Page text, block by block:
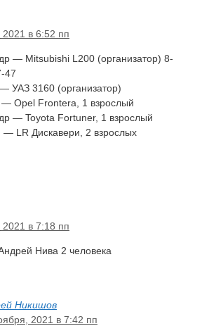
в 6:52 пп
— Mitsubishi L200 (организатор) 8-
47
УАЗ 3160 (организатор)
— Opel Frontera, 1 взрослый
— Toyota Fortuner, 1 взрослый
— LR Дискавери, 2 взрослых
в 7:18 пп
Нива 2 человека
Никишов
2021 в 7:42 пп